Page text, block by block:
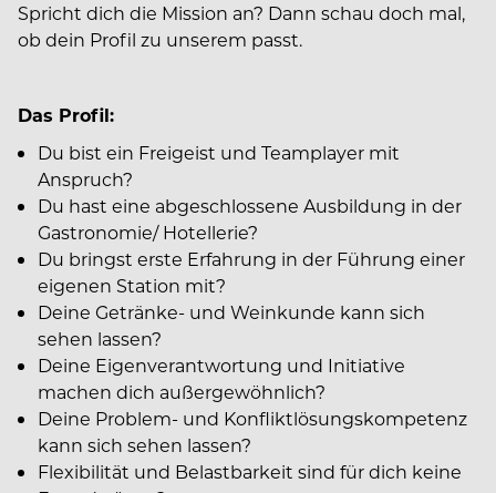
Spricht dich die Mission an? Dann schau doch mal,
ob dein Profil zu unserem passt.
Das Profil:
Du bist ein Freigeist und Teamplayer mit
Anspruch?
Du hast eine abgeschlossene Ausbildung in der
Gastronomie/ Hotellerie?
Du bringst erste Erfahrung in der Führung einer
eigenen Station mit?
Deine Getränke- und Weinkunde kann sich
sehen lassen?
Deine Eigenverantwortung und Initiative
machen dich außergewöhnlich?
Deine Problem- und Konfliktlösungskompetenz
kann sich sehen lassen?
Flexibilität und Belastbarkeit sind für dich keine